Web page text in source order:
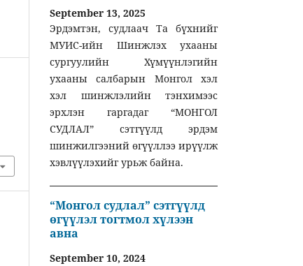
September 13, 2025
Эрдэмтэн, судлаач Та бүхнийг
МУИС-ийн Шинжлэх ухааны
сургуулийн Хүмүүнлэгийн
ухааны салбарын Монгол хэл
хэл шинжлэлийн тэнхимээс
эрхлэн гаргадаг “МОНГОЛ
СУДЛАЛ” сэтгүүлд эрдэм
шинжилгээний өгүүллээ ирүүлж
хэвлүүлэхийг урьж байна.
“Монгол судлал” сэтгүүлд
өгүүлэл тогтмол хүлээн
авна
September 10, 2024